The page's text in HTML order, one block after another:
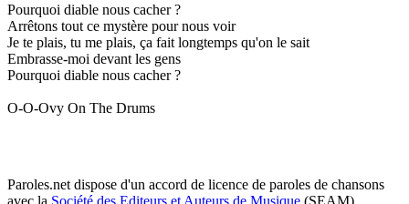
Pourquoi diable nous cacher ?
Arrêtons tout ce mystère pour nous voir
Je te plais, tu me plais, ça fait longtemps qu'on le sait
Embrasse-moi devant les gens
Pourquoi diable nous cacher ?
O-O-Ovy On The Drums
Paroles.net dispose d'un accord de licence de paroles de chansons
avec la Société des Editeurs et Auteurs de Musique (SEAM)